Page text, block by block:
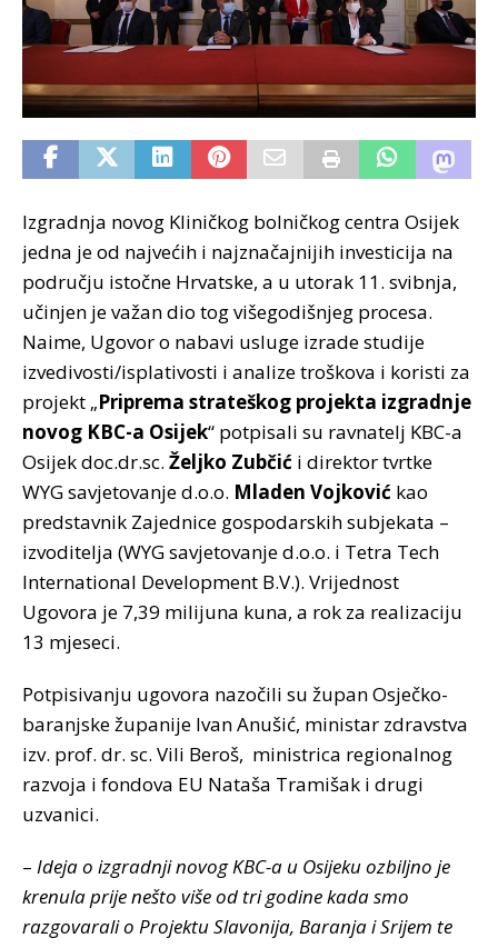
Izgradnja novog Kliničkog bolničkog centra Osijek
jedna je od najvećih i najznačajnijih investicija na
području istočne Hrvatske, a u utorak 11. svibnja,
učinjen je važan dio tog višegodišnjeg procesa.
Naime, Ugovor o nabavi usluge izrade studije
izvedivosti/isplativosti i analize troškova i koristi za
projekt „Priprema strateškog projekta izgradnje
novog KBC-a Osijek“ potpisali su ravnatelj KBC-a
Osijek doc.dr.sc. Željko Zubčić i direktor tvrtke
WYG savjetovanje d.o.o. Mladen Vojković kao
predstavnik Zajednice gospodarskih subjekata –
izvoditelja (WYG savjetovanje d.o.o. i Tetra Tech
International Development B.V.). Vrijednost
Ugovora je 7,39 milijuna kuna, a rok za realizaciju
13 mjeseci.
Potpisivanju ugovora nazočili su župan Osječko-
baranjske županije Ivan Anušić, ministar zdravstva
izv. prof. dr. sc. Vili Beroš, ministrica regionalnog
razvoja i fondova EU Nataša Tramišak i drugi
uzvanici.
– Ideja o izgradnji novog KBC-a u Osijeku ozbiljno je
krenula prije nešto više od tri godine kada smo
razgovarali o Projektu Slavonija, Baranja i Srijem te